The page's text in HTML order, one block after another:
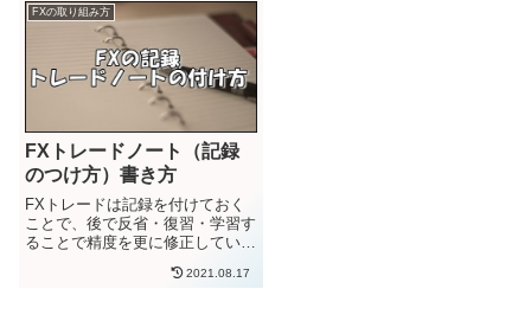
FXの取り組み方
FXトレードノート（記録
のつけ方）書き方
FXトレードは記録を付けておく
ことで、後で反省・復習・学習す
ることで精度を更に修正していけ
「トレードノート」を付けること
2021.08.17